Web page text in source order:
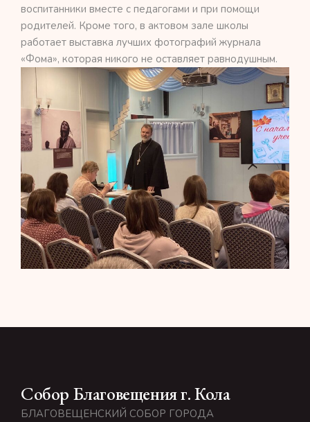
воспитанники вместе с педагогами и при помощи
родителей. Кроме того, в актовом зале школы
работает выставка лучших фотографий журнала
«Фома», которая никого не оставляет равнодушным.
Собор Благовещения г. Кола
БЛАГОВЕЩЕНСКИЙ СОБОР ГОРОДА